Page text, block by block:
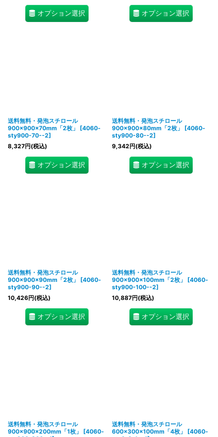
オプション選択 オプション選択
送料無料・発泡スチロール
900×900×70mm「2枚」
[4060-
sty900-70--2]
8,327円(税込)
オプション選択
送料無料・発泡スチロール
900×900×80mm「2枚」
[4060-
sty900-80--2]
9,342円(税込)
オプション選択
送料無料・発泡スチロール
900×900×90mm「2枚」
[4060-
sty900-90--2]
10,426円(税込)
オプション選択
送料無料・発泡スチロール
900×900×100mm「2枚」
[4060-
sty900-100--2]
10,887円(税込)
オプション選択
送料無料・発泡スチロール
900×900×200mm「1枚」
[4060-
送料無料・発泡スチロール
600×300×100mm「4枚」
[4060-